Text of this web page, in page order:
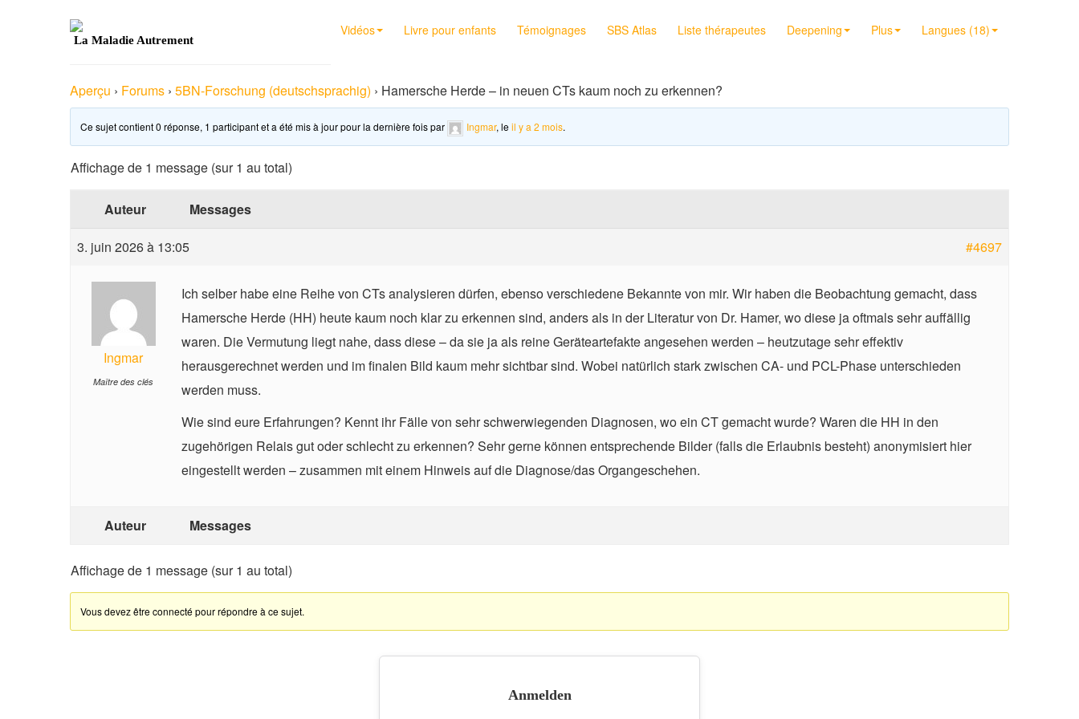
Vidéos Livre pour enfants Témoignages SBS Atlas Liste thérapeutes Deepening Plus Langues (18)
La Maladie Autrement
Aperçu › Forums › 5BN-Forschung (deutschsprachig) › Hamersche Herde – in neuen CTs kaum noch zu erkennen?
Ce sujet contient 0 réponse, 1 participant et a été mis à jour pour la dernière fois par Ingmar, leil y a 2 mois.
Affichage de 1 message (sur 1 au total)
Auteur Messages
3. juin 2026 à 13:05 #4697
Ingmar
Maître des clés
Ich selber habe eine Reihe von CTs analysieren dürfen, ebenso verschiedene Bekannte von mir. Wir haben die Beobachtung gemacht, dass
Hamersche Herde (HH) heute kaum noch klar zu erkennen sind, anders als in der Literatur von Dr. Hamer, wo diese ja oftmals sehr auffällig
waren. Die Vermutung liegt nahe, dass diese – da sie ja als reine Geräteartefakte angesehen werden – heutzutage sehr effektiv
herausgerechnet werden und im finalen Bild kaum mehr sichtbar sind. Wobei natürlich stark zwischen CA- und PCL-Phase unterschieden
werden muss.
Wie sind eure Erfahrungen? Kennt ihr Fälle von sehr schwerwiegenden Diagnosen, wo ein CT gemacht wurde? Waren die HH in den
zugehörigen Relais gut oder schlecht zu erkennen? Sehr gerne können entsprechende Bilder (falls die Erlaubnis besteht) anonymisiert hier
eingestellt werden – zusammen mit einem Hinweis auf die Diagnose/das Organgeschehen.
Auteur Messages
Affichage de 1 message (sur 1 au total)
Vous devez être connecté pour répondre à ce sujet.
Anmelden